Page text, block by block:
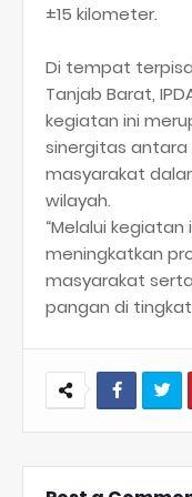
±15 kilometer.
Di tempat
Tanjab Barat,
kegiatan ini
sinergitas antara
masyarakat
wilayah.
“Melalui
meningkatkan
masyarakat
pangan di